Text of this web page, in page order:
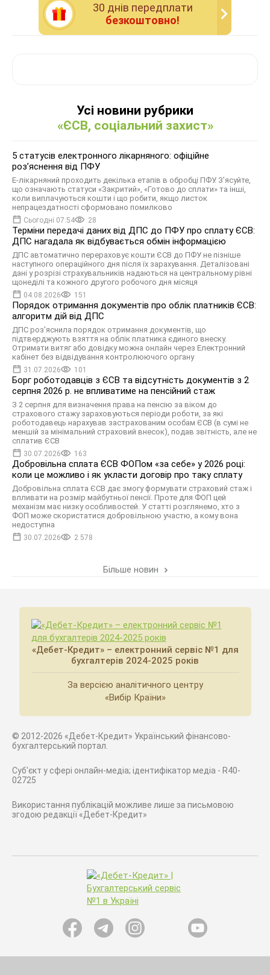
30 днiв передплати
безкоштовно!
Усі новини рубрики
«ЄСВ, соціальний захист»
5 статусів електронного лікарняного: офіційне
роз’яснення від ПФУ
Е-лікарняний проходить декілька етапів в обробці ПФУ. З’ясуйте,
що означають статуси «Закритий», «Готово до сплати» та інші,
коли виплачуються кошти і що робити, якщо листок
непрацездатності сформовано помилково
Сьогодні 07:54 28
Терміни передачі даних від ДПС до ПФУ про сплату ЄСВ:
ДПС нагадала як відбувається обмін інформацією
ДПС автоматично перераховує кошти ЄСВ до ПФУ не пізніше
наступного операційного дня після їх зарахування. Деталізовані
дані у розрізі страхувальників надаються на центральному рівні
щонеділі та кожного другого робочого дня місяця
04.08.2026 151
Порядок отримання документів про облік платників ЄСВ:
алгоритм дій від ДПС
ДПС роз'яснила порядок отримання документів, що
підтверджують взяття на облік платника єдиного внеску.
Отримати витяг або довідку можна онлайн через Електронний
кабінет без відвідування контролюючого органу
31.07.2026 101
Борг роботодавців з ЄСВ та відсутність документів з 2
серпня 2026 р. не впливатиме на пенсійний стаж
З 2 серпня для визначення права на пенсію за віком до
страхового стажу зараховуються періоди роботи, за які
роботодавець нарахував застрахованим особам ЄСВ (в сумі не
меншій за мінімальний страховий внесок), подав звітність, але не
сплатив ЄСВ
30.07.2026 163
Добровільна сплата ЄСВ ФОПом «за себе» у 2026 році:
коли це можливо і як укласти договір про таку сплату
Добровільна сплата ЄСВ дає змогу формувати страховий стаж і
впливати на розмір майбутньої пенсії. Проте для ФОП цей
механізм має низку особливостей. У статті розглянемо, хто з
ФОП може скористатися добровільною участю, а кому вона
недоступна
30.07.2026 2 578
Більше новин
«Дебет-Кредит» – електронний сервіс №1 для
бухгалтерів 2024-2025 років
За версією аналітичного центру
«Вибір Країни»
© 2012-2026 «Дебет-Кредит» Український фінансово-
бухгалтерський портал.
Суб'єкт у сфері онлайн-медіа; ідентифікатор медіа - R40-
02725
Використання публікацій можливе лише за письмовою
згодою редакції «Дебет-Кредит»